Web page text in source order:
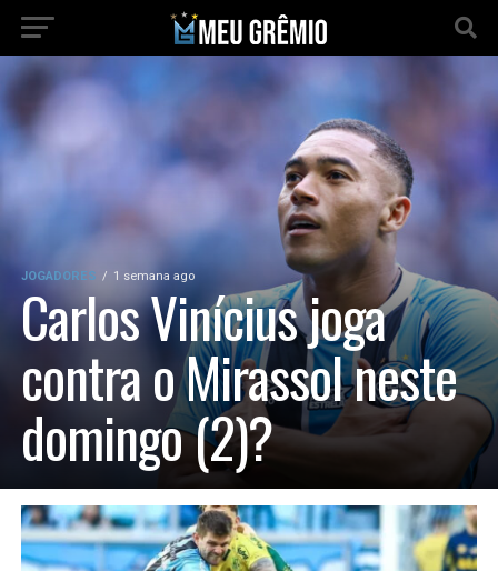
JOGADORES 1 semana ago
Carlos Vinícius joga
contra o Mirassol neste
domingo (2)?